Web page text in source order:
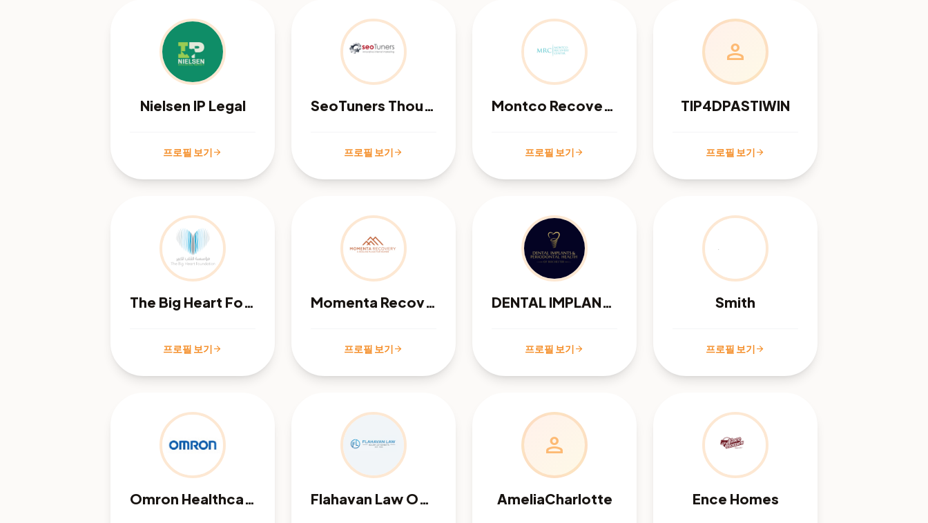
Nielsen IP Legal
프로필 보기arrow_forward
SeoTuners Thousand Oaks
프로필 보기arrow_forward
Montco Recovery Center
프로필 보기arrow_forward
person
TIP4DPASTIWIN
프로필 보기arrow_forward
The Big Heart Foundation
프로필 보기arrow_forward
Momenta Recovery
프로필 보기arrow_forward
DENTAL IMPLANTS & PERIODONTAL HEALTH
프로필 보기arrow_forward
Smith
프로필 보기arrow_forward
Omron Healthcare Flahavan Law Office
person
AmeliaCharlotte Ence Homes